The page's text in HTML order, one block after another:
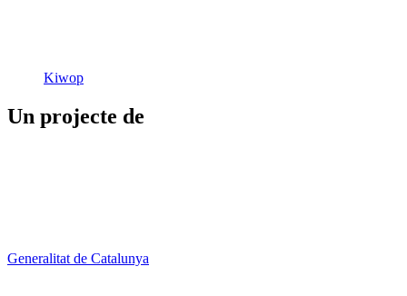
Kiwop
Un projecte de
Generalitat de Catalunya